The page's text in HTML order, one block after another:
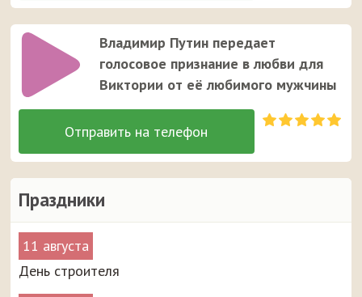
Праздники
11 августа
День строителя
Владимир Путин передает
голосовое признание в любви для
Виктории от её любимого мужчины